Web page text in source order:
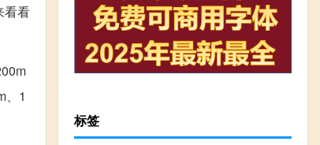
看看
、1
标签